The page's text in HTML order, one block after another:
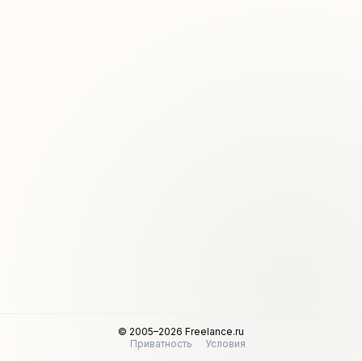
© 2005–2026 Freelance.ru
Приватность
Условия